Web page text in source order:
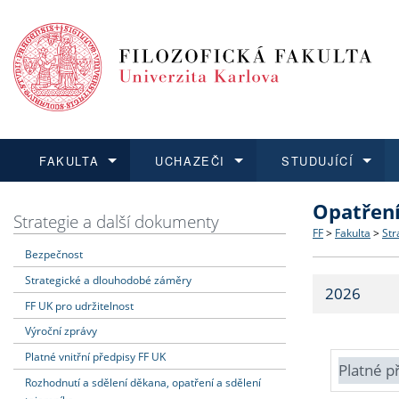
FAKULTA
Dozvědět se více
Struktura
Strategie
Fakultní
UCHAZEČI
Podat přihlášku
Co
Učitelské
STUDUJÍCÍ
Dozvědět se více
Dozvědět se více
O vědě a
Dozvědět se více
Aktuální
Strategie a další dokumenty
Bezpečnost
Strategické a dlouhodobé záměry
FF UK pro udržitelnost
Výroční zprávy
Platné vnitřní předpisy FF UK
Rozhodnutí a sdělení děkana, opatření a sdělení
FF > Fakulta >
2026
Platné